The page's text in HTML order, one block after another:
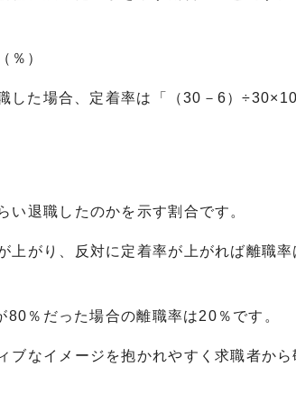
％）
した場合、定着率は「（30－6）
退職したのかを示す割合です。
上がり、反対に定着率が上がれば離職率
％だった場合の離職率は20％です。
ブなイメージを抱かれやすく求職者から